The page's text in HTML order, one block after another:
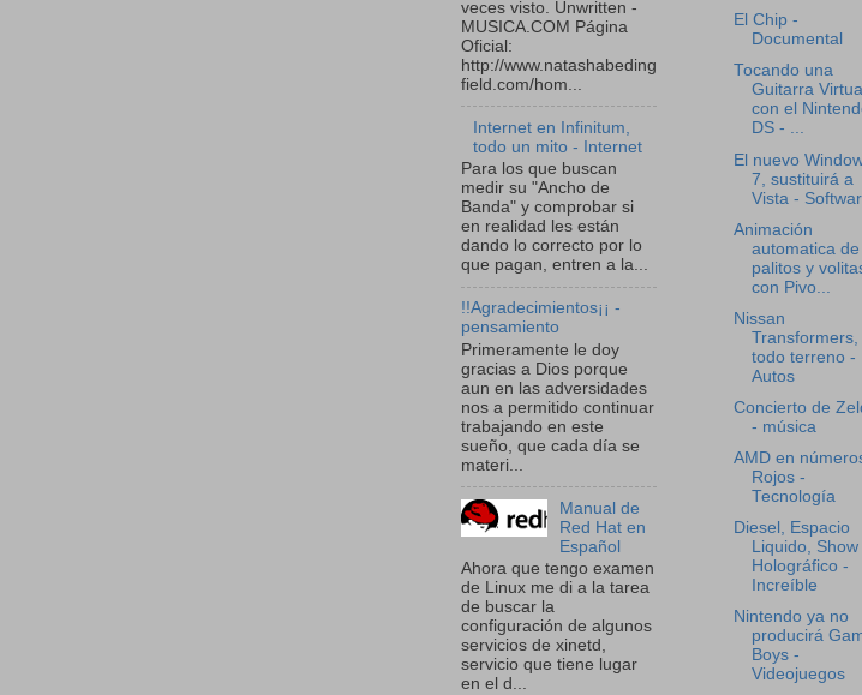
veces visto. Unwritten -
MUSICA.COM Página
Oficial:
http://www.natashabeding
field.com/hom...
Internet en Infinitum,
todo un mito - Internet
Para los que buscan
medir su "Ancho de
Banda" y comprobar si
en realidad les están
dando lo correcto por lo
que pagan, entren a la...
!!Agradecimientos¡¡ -
pensamiento
Primeramente le doy
gracias a Dios porque
aun en las adversidades
nos a permitido continuar
trabajando en este
sueño, que cada día se
materi...
Manual de
Red Hat en
Español
Ahora que tengo examen
de Linux me di a la tarea
de buscar la
configuración de algunos
servicios de xinetd,
servicio que tiene lugar
en el d...
El Chip -
Documental
Tocando una
Guitarra
con el
DS - ...
El nuevo
7, sustituirá a
Vista -
Animación
automatica de
palitos y
con Pivo...
Nissan
Transformers,
todo terreno -
Autos
Concierto de
- música
AMD en
Rojos -
Tecnología
Diesel, Espacio
Liquido, Show
Holográfico -
Increíble
Nintendo ya no
producirá
Boys -
Videojuegos